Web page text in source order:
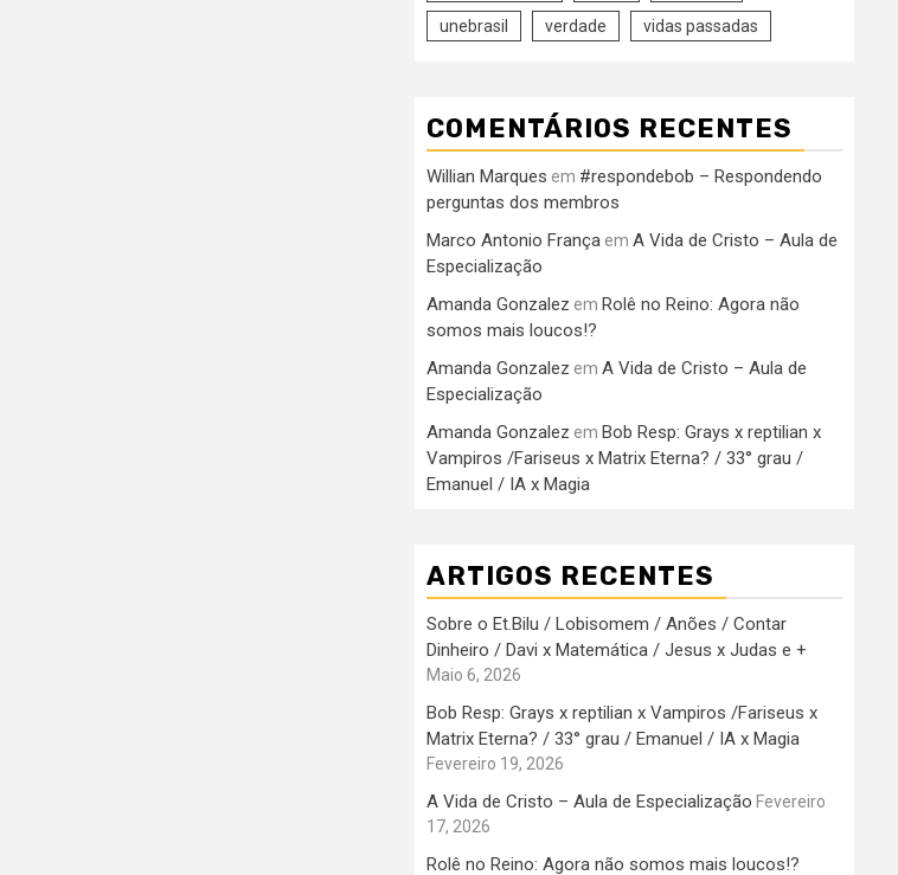
unebrasil verdade vidas passadas
COMENTÁRIOS RECENTES
Willian Marques em #respondebob – Respondendo
perguntas dos membros
Marco Antonio França em A Vida de Cristo – Aula de
Especialização
Amanda Gonzalez em Rolê no Reino: Agora não
somos mais loucos!?
Amanda Gonzalez em A Vida de Cristo – Aula de
Especialização
Amanda Gonzalez em Bob Resp: Grays x reptilian x
Vampiros /Fariseus x Matrix Eterna? / 33° grau /
Emanuel / IA x Magia
ARTIGOS RECENTES
Sobre o Et.Bilu / Lobisomem / Anões / Contar
Dinheiro / Davi x Matemática / Jesus x Judas e +
Maio 6, 2026
Bob Resp: Grays x reptilian x Vampiros /Fariseus x
Matrix Eterna? / 33° grau / Emanuel / IA x Magia
Fevereiro 19, 2026
A Vida de Cristo – Aula de Especialização Fevereiro
17, 2026
Rolê no Reino: Agora não somos mais loucos!?